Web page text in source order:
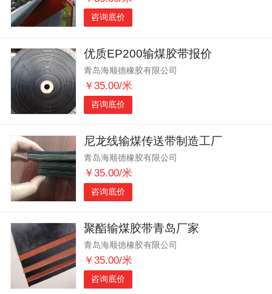
咨询底价
优质EP200输煤胶带报价
青岛海顺德橡胶有限公司
￥35.00/米
咨询底价
尼龙线输煤传送带制造工厂
青岛海顺德橡胶有限公司
￥35.00/米
咨询底价
聚酯输煤胶带青岛厂家
青岛海顺德橡胶有限公司
￥35.00/米
咨询底价